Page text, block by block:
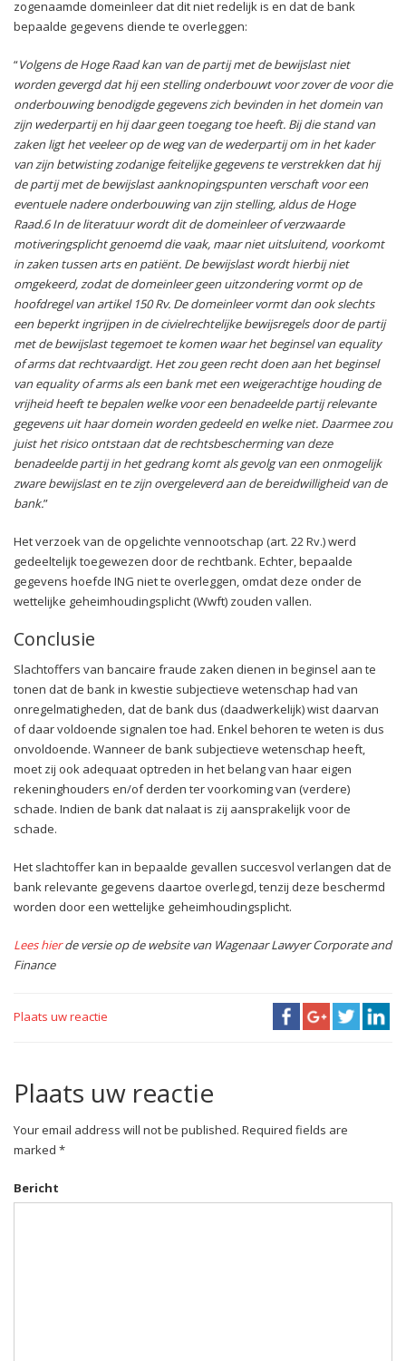
zogenaamde domeinleer dat dit niet redelijk is en dat de bank
bepaalde gegevens diende te overleggen:
“Volgens de Hoge Raad kan van de partij met de bewijslast niet
worden gevergd dat hij een stelling onderbouwt voor zover de voor die
onderbouwing benodigde gegevens zich bevinden in het domein van
zijn wederpartij en hij daar geen toegang toe heeft. Bij die stand van
zaken ligt het veeleer op de weg van de wederpartij om in het kader
van zijn betwisting zodanige feitelijke gegevens te verstrekken dat hij
de partij met de bewijslast aanknopingspunten verschaft voor een
eventuele nadere onderbouwing van zijn stelling, aldus de Hoge
Raad.6 In de literatuur wordt dit de domeinleer of verzwaarde
motiveringsplicht genoemd die vaak, maar niet uitsluitend, voorkomt
in zaken tussen arts en patiënt. De bewijslast wordt hierbij niet
omgekeerd, zodat de domeinleer geen uitzondering vormt op de
hoofdregel van artikel 150 Rv. De domeinleer vormt dan ook slechts
een beperkt ingrijpen in de civielrechtelijke bewijsregels door de partij
met de bewijslast tegemoet te komen waar het beginsel van equality
of arms dat rechtvaardigt. Het zou geen recht doen aan het beginsel
van equality of arms als een bank met een weigerachtige houding de
vrijheid heeft te bepalen welke voor een benadeelde partij relevante
gegevens uit haar domein worden gedeeld en welke niet. Daarmee zou
juist het risico ontstaan dat de rechtsbescherming van deze
benadeelde partij in het gedrang komt als gevolg van een onmogelijk
zware bewijslast en te zijn overgeleverd aan de bereidwilligheid van de
bank.”
Het verzoek van de opgelichte vennootschap (art. 22 Rv.) werd
gedeeltelijk toegewezen door de rechtbank. Echter, bepaalde
gegevens hoefde ING niet te overleggen, omdat deze onder de
wettelijke geheimhoudingsplicht (Wwft) zouden vallen.
Conclusie
Slachtoffers van bancaire fraude zaken dienen in beginsel aan te
tonen dat de bank in kwestie subjectieve wetenschap had van
onregelmatigheden, dat de bank dus (daadwerkelijk) wist daarvan
of daar voldoende signalen toe had. Enkel behoren te weten is dus
onvoldoende. Wanneer de bank subjectieve wetenschap heeft,
moet zij ook adequaat optreden in het belang van haar eigen
rekeninghouders en/of derden ter voorkoming van (verdere)
schade. Indien de bank dat nalaat is zij aansprakelijk voor de
schade.
Het slachtoffer kan in bepaalde gevallen succesvol verlangen dat de
bank relevante gegevens daartoe overlegd, tenzij deze beschermd
worden door een wettelijke geheimhoudingsplicht.
Lees hierde versie op de website van Wagenaar Lawyer Corporate and
Finance
Plaats uw reactie
Plaats uw reactie
Your email address will not be published. Required fields are
marked *
Bericht